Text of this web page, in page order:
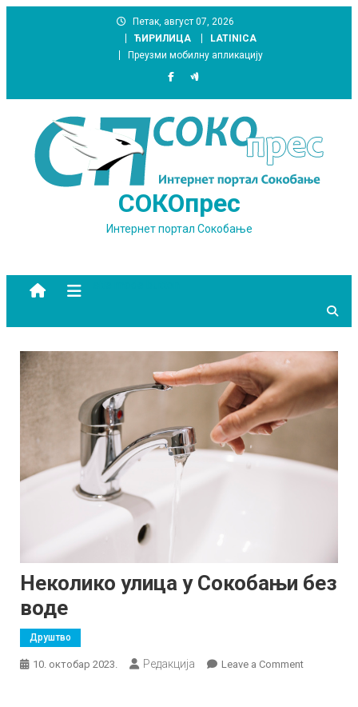
Петак, август 07, 2026
ЋИРИЛИЦА
LATINICA
Преузми мобилну апликацију
СОКОпрес
Интернет портал Сокобање
Неколико улица у Сокобањи без
воде
Друштво
10. октобар 2023. Редакција Leave a Commenton